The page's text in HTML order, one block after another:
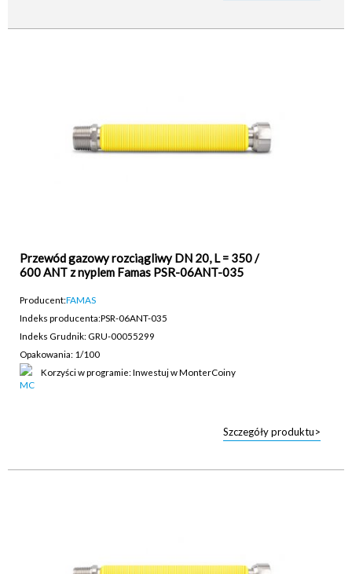
Przewód gazowy rozciągliwy DN 20, L = 350 /
600 ANT z nyplem Famas PSR-06ANT-035
Producent:FAMAS
Indeks producenta:PSR-06ANT-035
Indeks Grudnik: GRU-00055299
Opakowania: 1/100
Korzyści w programie: Inwestuj w MonterCoiny
Szczegóły produktu>